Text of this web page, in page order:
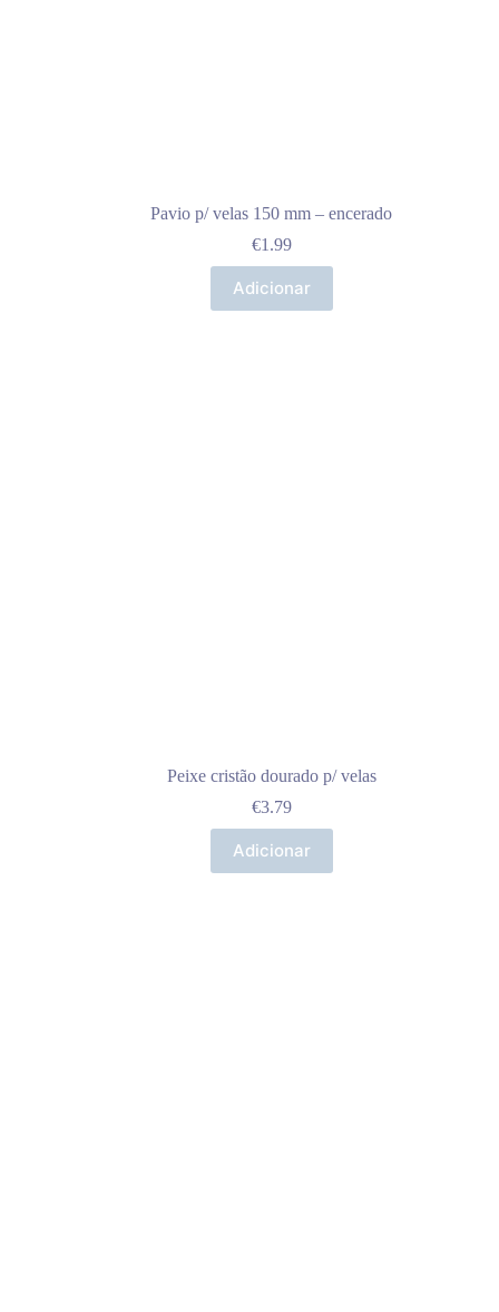
Pavio p/ velas 150 mm – encerado
€1.99
Adicionar
Peixe cristão dourado p/ velas
€3.79
Adicionar